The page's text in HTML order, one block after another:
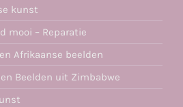
kunst
mooi – Reparatie
Afrikaanse beelden
Beelden uit Zimbabwe